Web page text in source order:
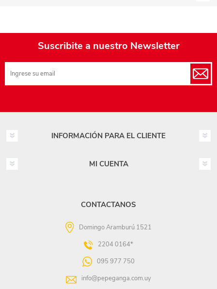
Suscribite a nuestro Newsletter
INFORMACIÓN PARA EL CLIENTE
MI CUENTA
CONTACTANOS
Domingo Aramburú 1521
2204 0164*
095 977 750
info@pepeganga.com.uy